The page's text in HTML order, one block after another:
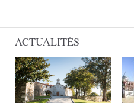
ACTUALITÉS